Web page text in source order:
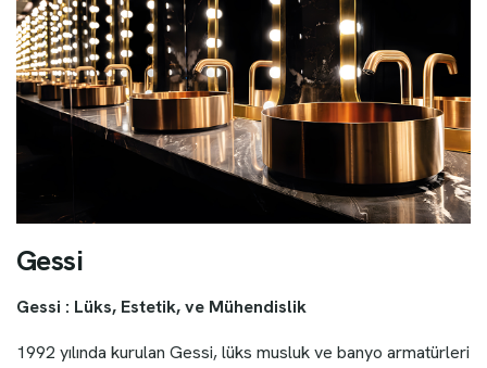
Gessi
Gessi : Lüks, Estetik, ve Mühendislik
1992 yılında kurulan Gessi, lüks musluk ve banyo armatürleri